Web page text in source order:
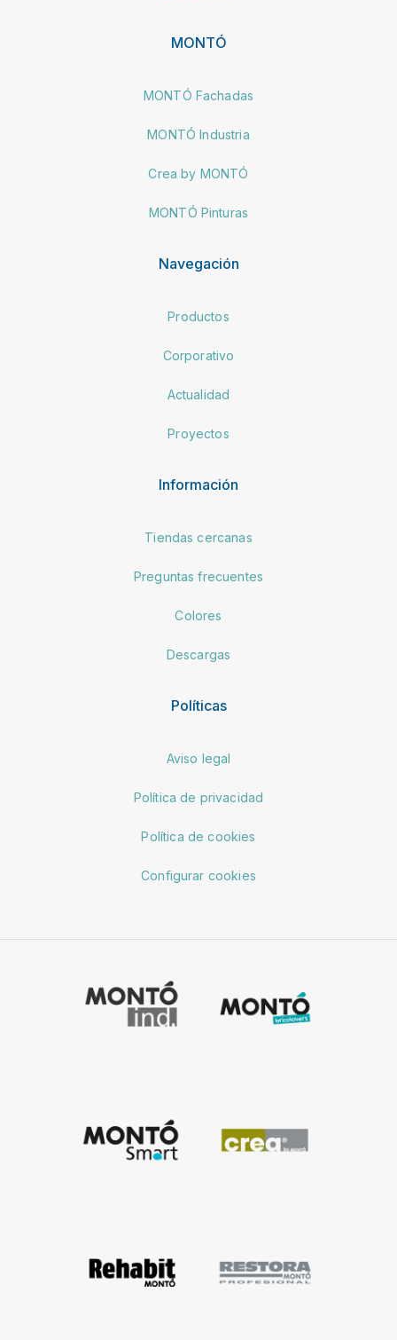
MONTÓ
MONTÓ Fachadas
MONTÓ Industria
Crea by MONTÓ
MONTÓ Pinturas
Navegación
Productos
Corporativo
Actualidad
Proyectos
Información
Tiendas cercanas
Preguntas frecuentes
Colores
Descargas
Políticas
Aviso legal
Política de privacidad
Política de cookies
Configurar cookies